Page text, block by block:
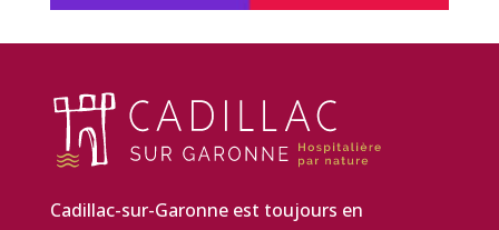
Cadillac-sur-Garonne est toujours en